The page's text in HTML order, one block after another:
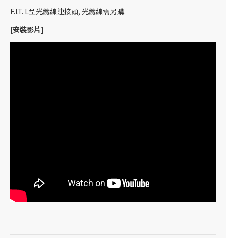
F.I.T. L型光纖線連接頭, 光纖線需另購.
[安裝影片]